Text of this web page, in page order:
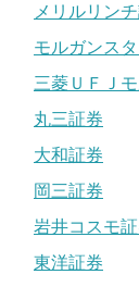
メリルリン
モルガンス
三菱ＵＦＪ
丸三証券
大和証券
岡三証券
岩井コスモ
東洋証券